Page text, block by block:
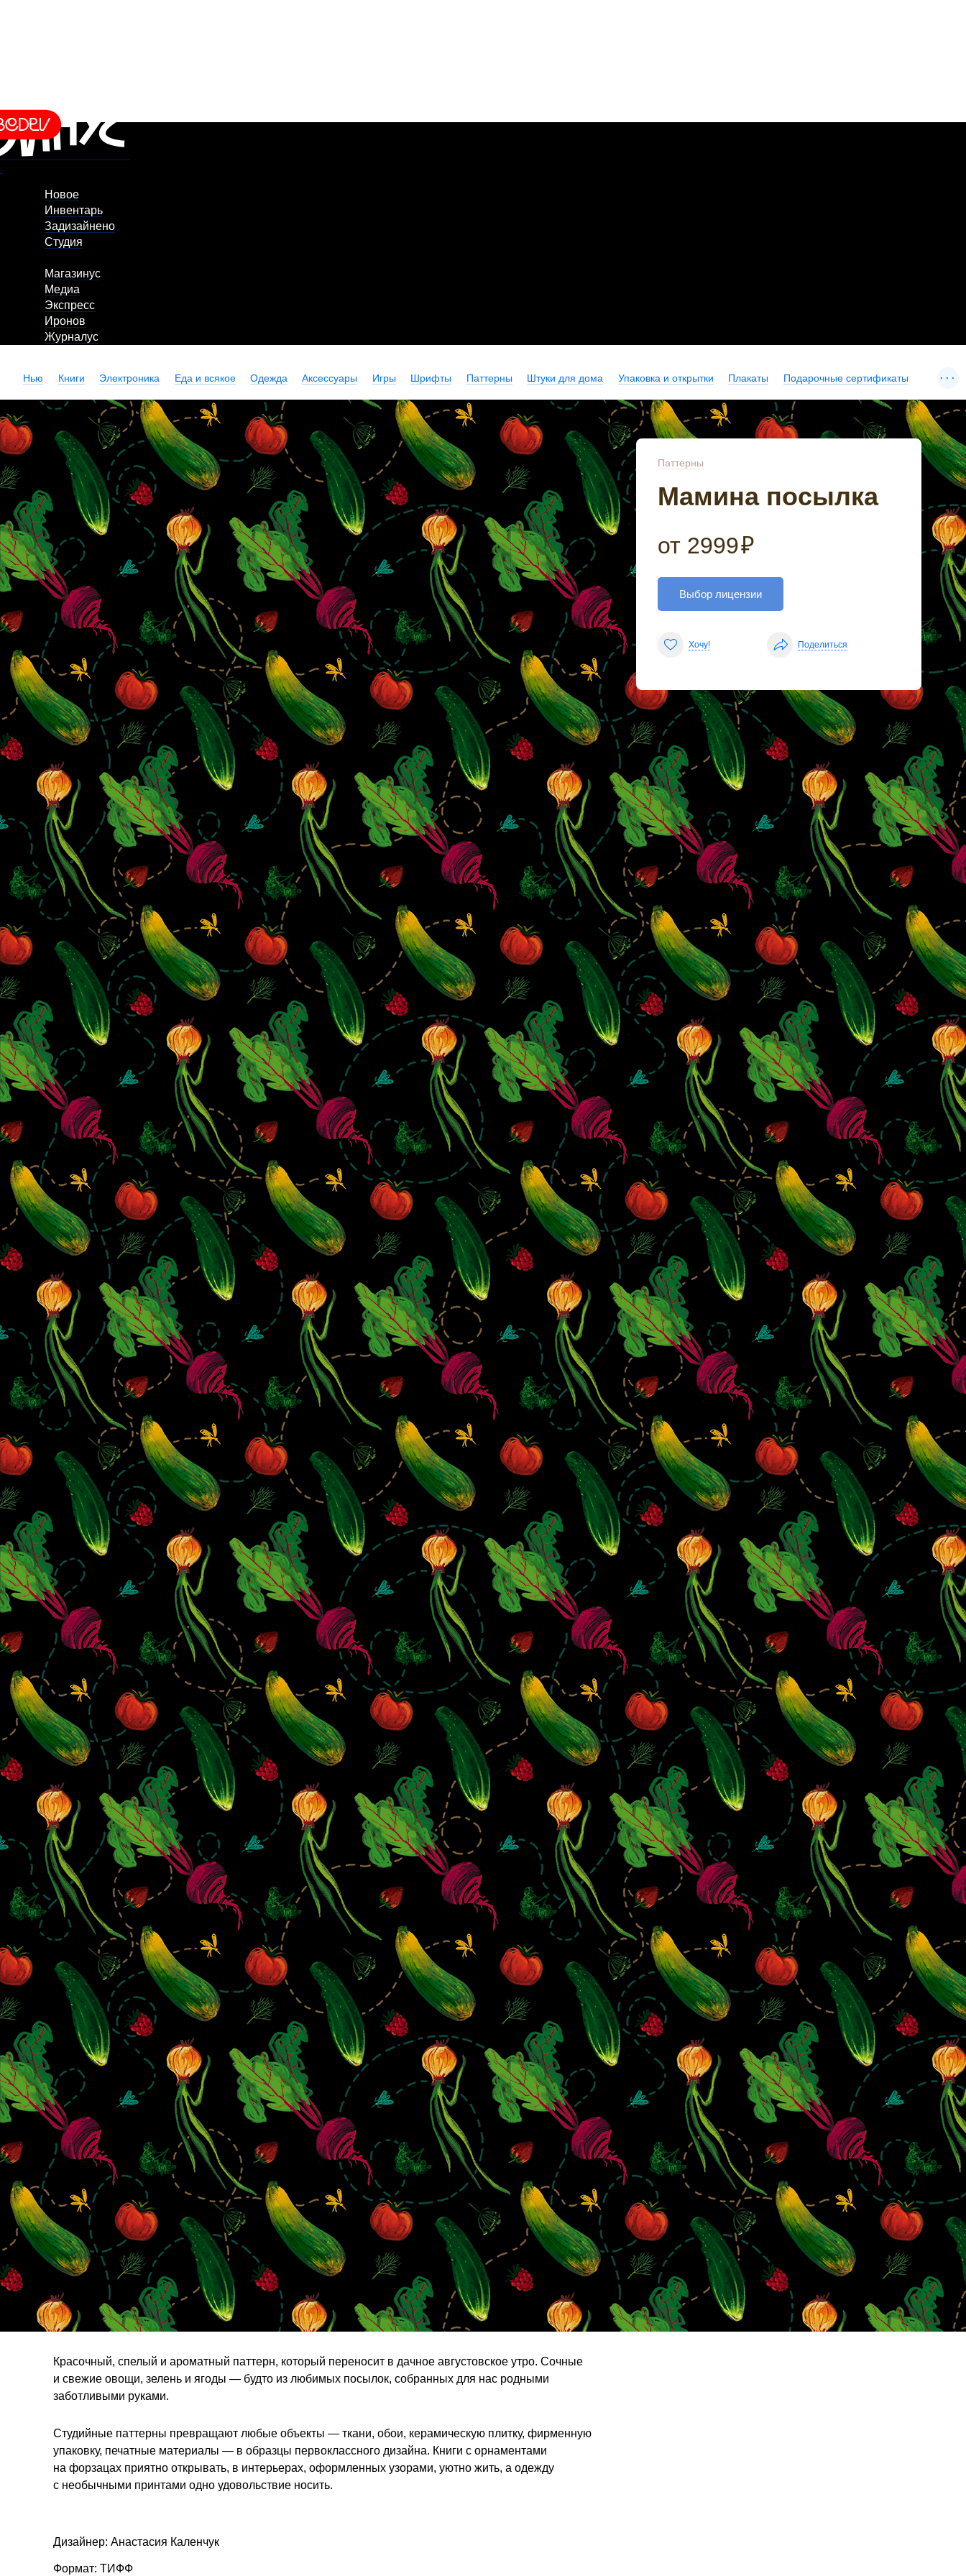
Новое
Инвентарь
Задизайнено
Студия
Магазинус
Медиа
Экспресс
Иронов
Журналус
Нью Книги Электроника Еда и всякое Одежда Аксессуары Игры Шрифты Паттерны Штуки для дома Упаковка и открытки Плакаты Подарочные сертификаты ...
Паттерны
Мамина посылка
от 2999₽
Выбор лицензии
Хочу! Поделиться
Красочный, спелый и ароматный паттерн, который переносит в дачное августовское утро. Сочные
и свежие овощи, зелень и ягоды — будто из любимых посылок, собранных для нас родными
заботливыми руками.
Студийные паттерны превращают любые объекты — ткани, обои, керамическую плитку, фирменную
упаковку, печатные материалы — в образцы первоклассного дизайна. Книги с орнаментами
на форзацах приятно открывать, в интерьерах, оформленных узорами, уютно жить, а одежду
с необычными принтами одно удовольствие носить.
Дизайнер: Анастасия Каленчук
Формат: ТИФФ